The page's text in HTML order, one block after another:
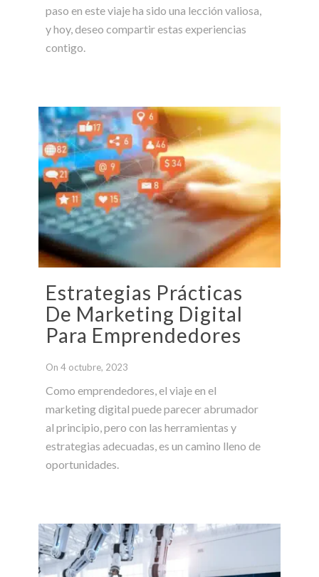
paso en este viaje ha sido una lección valiosa,
y hoy, deseo compartir estas experiencias
contigo.
Estrategias Prácticas
De Marketing Digital
Para Emprendedores
On 4 octubre, 2023
Como emprendedores, el viaje en el
marketing digital puede parecer abrumador
al principio, pero con las herramientas y
estrategias adecuadas, es un camino lleno de
oportunidades.